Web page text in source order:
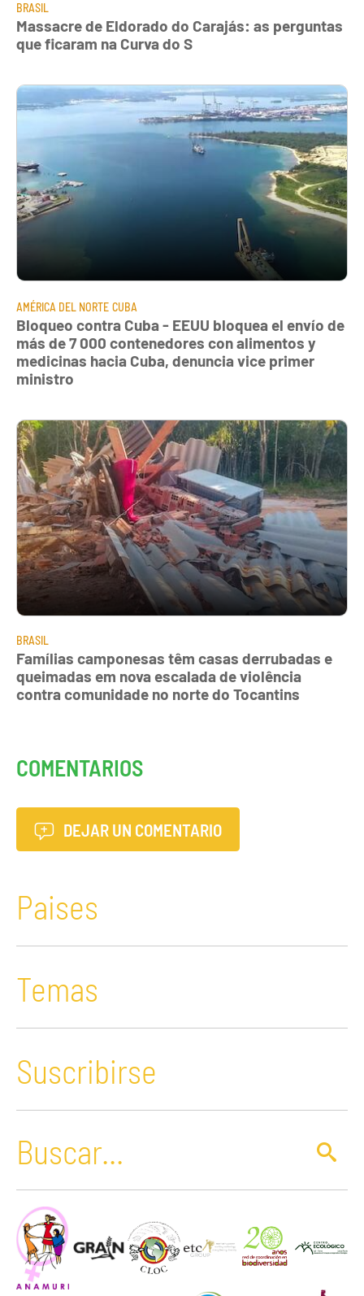
BRASIL
Massacre de Eldorado do Carajás: as perguntas
que ficaram na Curva do S
AMÉRICA DEL NORTE CUBA
Bloqueo contra Cuba - EEUU bloquea el envío de
más de 7 000 contenedores con alimentos y
medicinas hacia Cuba, denuncia vice primer
ministro
BRASIL
Famílias camponesas têm casas derrubadas e
queimadas em nova escalada de violência
contra comunidade no norte do Tocantins
COMENTARIOS
DEJAR UN COMENTARIO
Paises
Temas
Suscribirse